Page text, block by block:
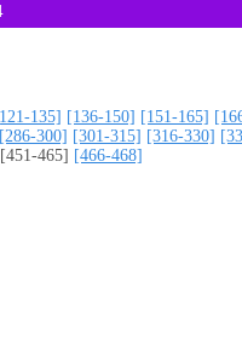
135] [136-150] [151-165]
[286-300] [301-315] [316-330]
[451-465] [466-468]